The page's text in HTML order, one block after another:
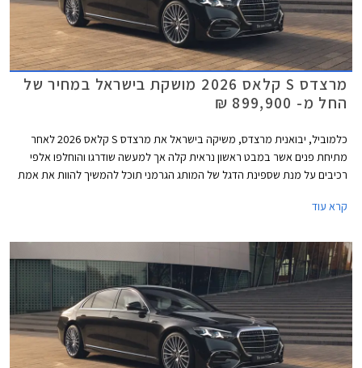
מרצדס S קלאס 2026 מושקת בישראל במחיר של
החל מ- 899,900 ₪
כלמוביל, יבואנית מרצדס, משיקה בישראל את מרצדס S קלאס 2026 לאחר
מתיחת פנים אשר במבט ראשון נראית קלה אך למעשה שודרגו והוחלפו אלפי
רכיבים על מנת שספינת הדגל של המותג הגרמני תוכל להמשיך להוות את אמת
קרא עוד